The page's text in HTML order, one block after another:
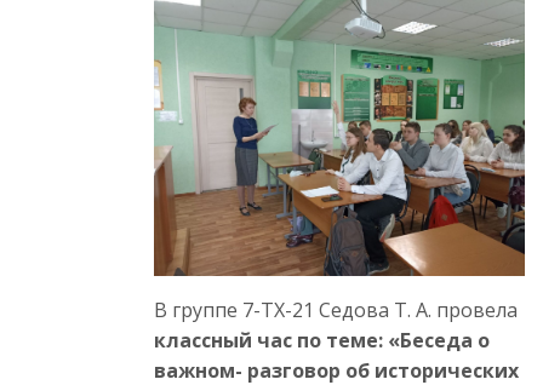
В группе 7-ТХ-21 Седова Т. А. провела
классный час по теме: «Беседа о
важном- разговор об исторических